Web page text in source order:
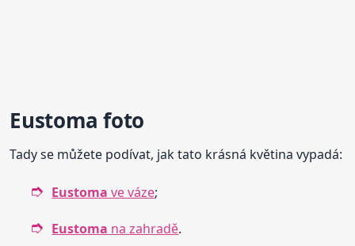
Eustoma foto
Tady se můžete podívat, jak tato krásná květina vypadá:
Eustoma ve váze;
Eustoma na zahradě.